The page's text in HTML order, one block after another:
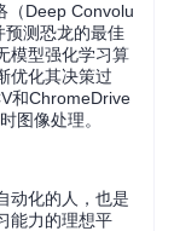
（Deep Convolu
测恐龙的最佳
模型强化学习算
优化其决策过
和ChromeDrive
图像处理。
动化的人，也是
能力的理想平